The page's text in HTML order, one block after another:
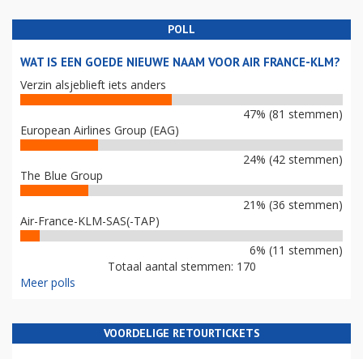
POLL
WAT IS EEN GOEDE NIEUWE NAAM VOOR AIR FRANCE-KLM?
Verzin alsjeblieft iets anders
47% (81 stemmen)
European Airlines Group (EAG)
24% (42 stemmen)
The Blue Group
21% (36 stemmen)
Air-France-KLM-SAS(-TAP)
6% (11 stemmen)
Totaal aantal stemmen: 170
Meer polls
VOORDELIGE RETOURTICKETS